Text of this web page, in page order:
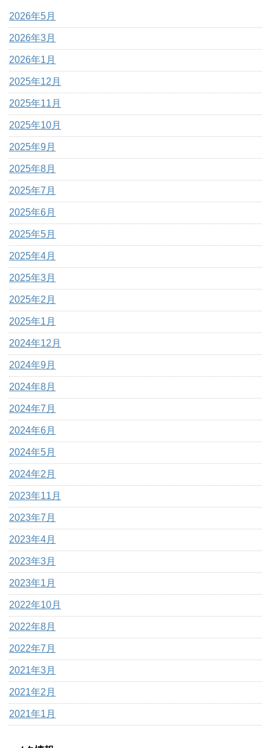
2026年5月
2026年3月
2026年1月
2025年12月
2025年11月
2025年10月
2025年9月
2025年8月
2025年7月
2025年6月
2025年5月
2025年4月
2025年3月
2025年2月
2025年1月
2024年12月
2024年9月
2024年8月
2024年7月
2024年6月
2024年5月
2024年2月
2023年11月
2023年7月
2023年4月
2023年3月
2023年1月
2022年10月
2022年8月
2022年7月
2021年3月
2021年2月
2021年1月